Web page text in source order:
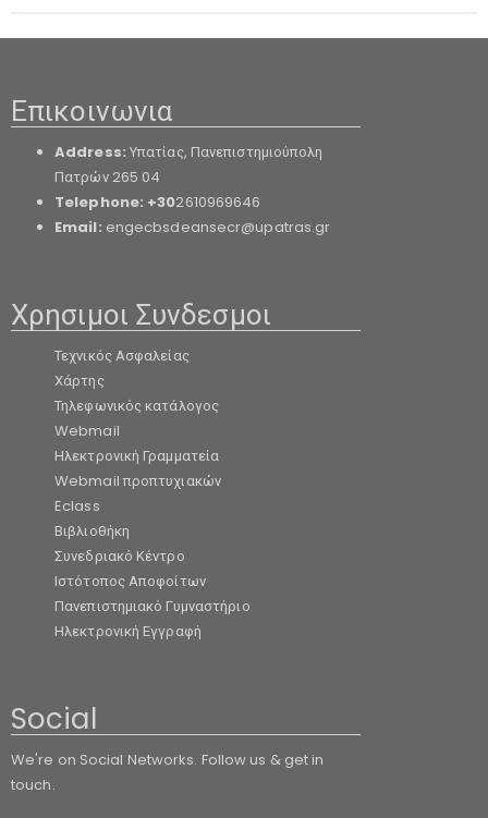
Επικοινωνια
Address: Υπατίας, Πανεπιστημιούπολη
Πατρών 265 04
Telephone: +302610969646
Email: engecbsdeansecr@upatras.gr
Χρησιμοι Συνδεσμοι
Τεχνικός Ασφαλείας
Χάρτης
Τηλεφωνικός κατάλογος
Webmail
Ηλεκτρονική Γραμματεία
Webmail προπτυχιακών
Eclass
Βιβλιοθήκη
Συνεδριακό Κέντρο
Ιστότοπος Αποφοίτων
Πανεπιστημιακό Γυμναστήριο
Ηλεκτρονική Εγγραφή
Social
We're on Social Networks. Follow us & get in
touch.